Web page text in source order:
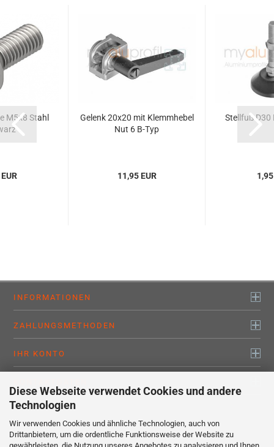
Diese Webseite verwendet Cookies und andere
Technologien
Wir verwenden Cookies und ähnliche Technologien, auch von
Drittanbietern, um die ordentliche Funktionsweise der Website zu
M5x8 Stahl
Gelenk 20x20 mit Klemmhebel
Nut 6 B-Typ
11,95 EUR
Stellfuß D30
INFORMATIONEN
ZAHLUNGSMETHODEN
IHR KONTO
Alle Preise sind inkl. MwSt., zzgl.Versandkosten
myaluprofil – Willkommen bei den Profis !